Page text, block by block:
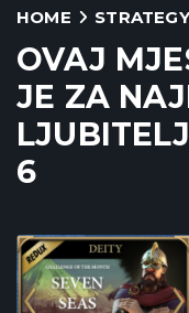
HOME STRATEGY
OVAJ
JE ZA
6